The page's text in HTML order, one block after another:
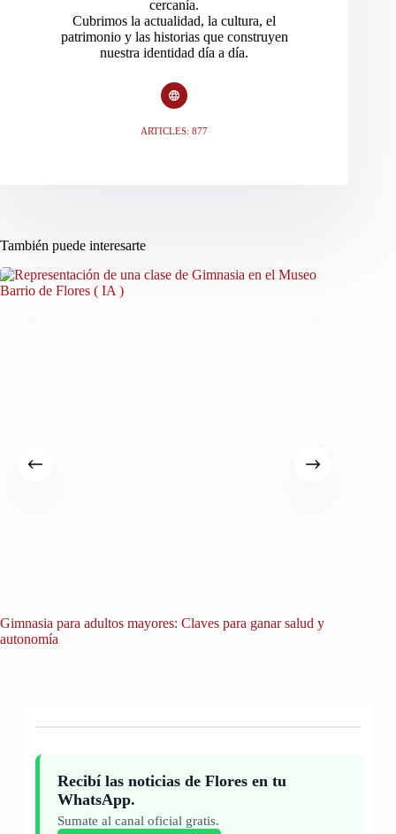
cercanía.
Cubrimos la actualidad, la cultura, el
patrimonio y las historias que construyen
nuestra identidad día a día.
ARTICLES: 877
También puede interesarte
Gimnasia para adultos mayores: Claves para ganar salud y
autonomía
Recibí las noticias de Flores en tu
WhatsApp.
Sumate al canal oficial gratis.